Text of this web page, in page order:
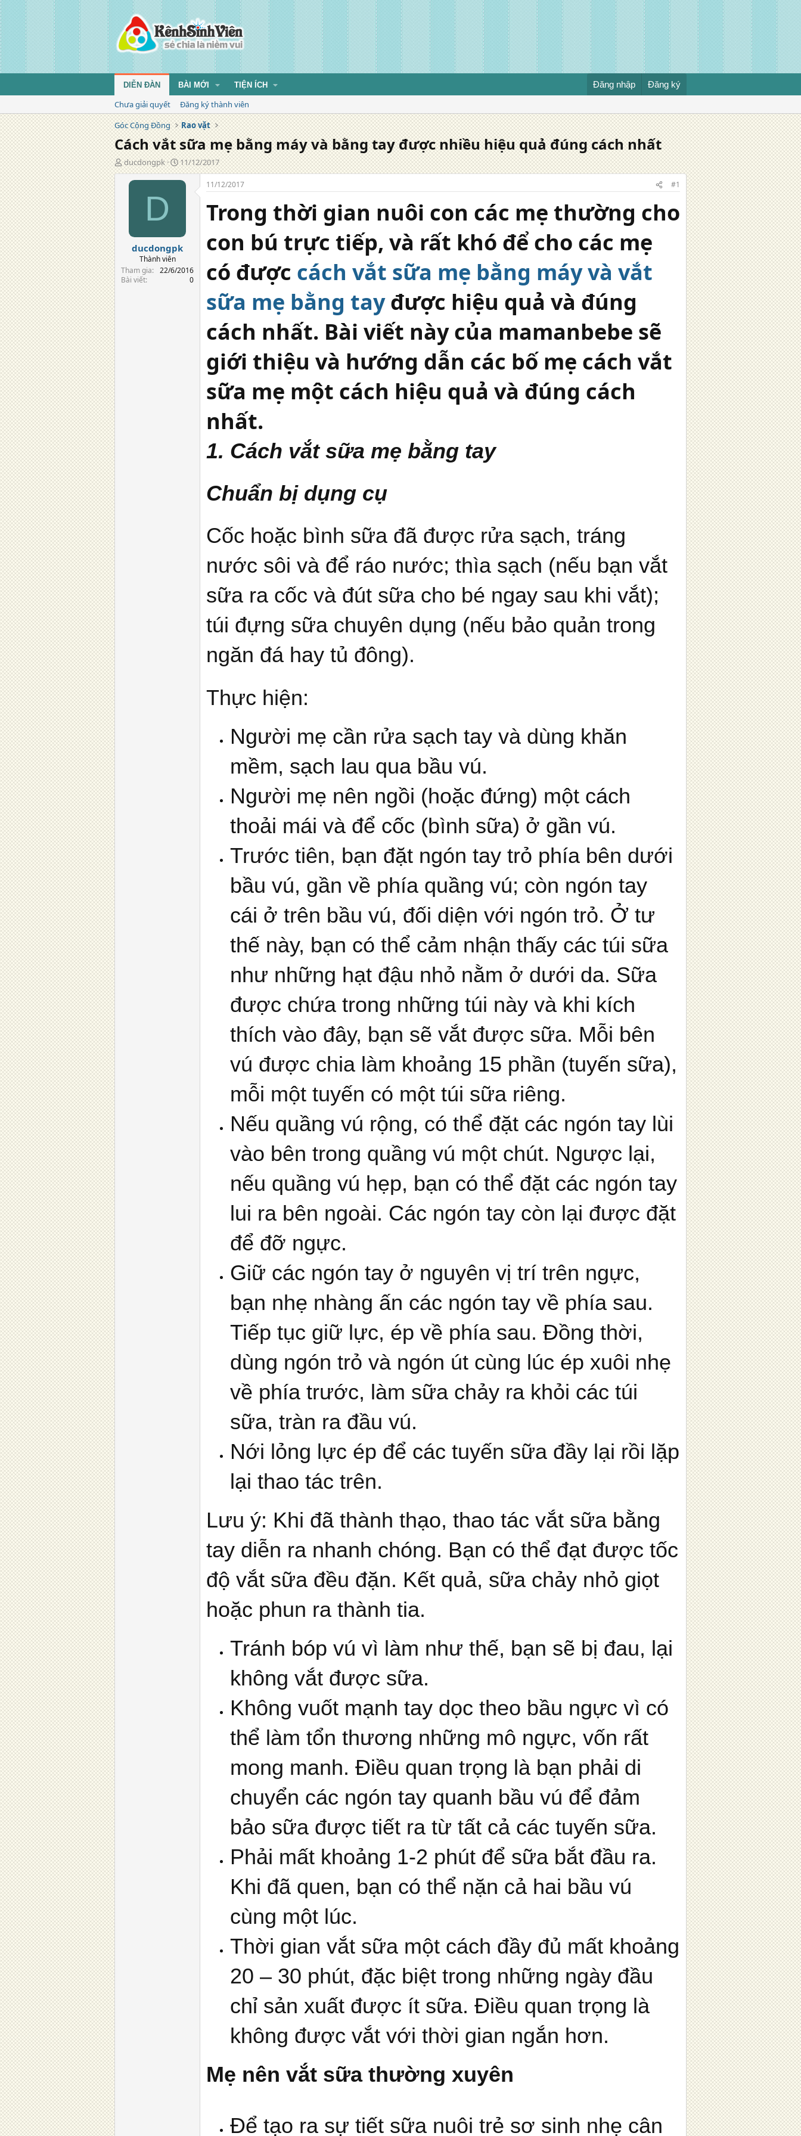
DIỄN ĐÀN BÀI MỚI TIỆN ÍCH Đăng nhập Đăng ký
Chưa giải quyết
Đăng ký thành viên
Góc Cộng Đồng
Rao vặt
Cách vắt sữa mẹ bằng máy và bằng tay được nhiều hiệu quả đúng cách nhất
T
á
ducdongpk
N
g
à
g
11/12/2017
D
ducdongpk
Thành viên
Tham gia
22/6/2016
Bài viết
0
11/12/2017 #1
Trong thời gian nuôi con các mẹ thường cho
con bú trực tiếp, và rất khó để cho các mẹ
có được cách vắt sữa mẹ bằng máy và vắt
sữa mẹ bằng tayđược hiệu quả và đúng
cách nhất. Bài viết này của mamanbebe sẽ
giới thiệu và hướng dẫn các bố mẹ cách vắt
sữa mẹ một cách hiệu quả và đúng cách
nhất.
1. Cách vắt sữa mẹ bằng tay
Chuẩn bị dụng cụ
Cốc hoặc bình sữa đã được rửa sạch, tráng
nước sôi và để ráo nước; thìa sạch (nếu bạn vắt
sữa ra cốc và đút sữa cho bé ngay sau khi vắt);
túi đựng sữa chuyên dụng (nếu bảo quản trong
ngăn đá hay tủ đông).
Thực hiện:
Người mẹ cần rửa sạch tay và dùng khăn
mềm, sạch lau qua bầu vú.
Người mẹ nên ngồi (hoặc đứng) một cách
thoải mái và để cốc (bình sữa) ở gần vú.
Trước tiên, bạn đặt ngón tay trỏ phía bên dưới
bầu vú, gần về phía quầng vú; còn ngón tay
cái ở trên bầu vú, đối diện với ngón trỏ. Ở tư
thế này, bạn có thể cảm nhận thấy các túi sữa
như những hạt đậu nhỏ nằm ở dưới da. Sữa
được chứa trong những túi này và khi kích
thích vào đây, bạn sẽ vắt được sữa. Mỗi bên
vú được chia làm khoảng 15 phần (tuyến sữa),
mỗi một tuyến có một túi sữa riêng.
Nếu quầng vú rộng, có thể đặt các ngón tay lùi
vào bên trong quầng vú một chút. Ngược lại,
nếu quầng vú hẹp, bạn có thể đặt các ngón tay
lui ra bên ngoài. Các ngón tay còn lại được đặt
để đỡ ngực.
Giữ các ngón tay ở nguyên vị trí trên ngực,
bạn nhẹ nhàng ấn các ngón tay về phía sau.
Tiếp tục giữ lực, ép về phía sau. Đồng thời,
dùng ngón trỏ và ngón út cùng lúc ép xuôi nhẹ
về phía trước, làm sữa chảy ra khỏi các túi
sữa, tràn ra đầu vú.
Nới lỏng lực ép để các tuyến sữa đầy lại rồi lặp
lại thao tác trên.
Lưu ý: Khi đã thành thạo, thao tác vắt sữa bằng
tay diễn ra nhanh chóng. Bạn có thể đạt được tốc
độ vắt sữa đều đặn. Kết quả, sữa chảy nhỏ giọt
hoặc phun ra thành tia.
Tránh bóp vú vì làm như thế, bạn sẽ bị đau, lại
không vắt được sữa.
Không vuốt mạnh tay dọc theo bầu ngực vì có
thể làm tổn thương những mô ngực, vốn rất
mong manh. Điều quan trọng là bạn phải di
chuyển các ngón tay quanh bầu vú để đảm
bảo sữa được tiết ra từ tất cả các tuyến sữa.
Phải mất khoảng 1-2 phút để sữa bắt đầu ra.
Khi đã quen, bạn có thể nặn cả hai bầu vú
cùng một lúc.
Thời gian vắt sữa một cách đầy đủ mất khoảng
20 – 30 phút, đặc biệt trong những ngày đầu
chỉ sản xuất được ít sữa. Điều quan trọng là
không được vắt với thời gian ngắn hơn.
Mẹ nên vắt sữa thường xuyên
Để tạo ra sự tiết sữa nuôi trẻ sơ sinh nhẹ cân